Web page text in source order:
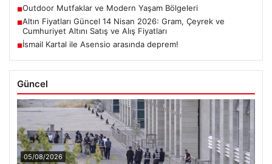
■Outdoor Mutfaklar ve Modern Yaşam Bölgeleri
■Altın Fiyatları Güncel 14 Nisan 2026: Gram, Çeyrek ve
Cumhuriyet Altını Satış ve Alış Fiyatları
■İsmail Kartal ile Asensio arasında deprem!
Güncel
05/08/2026